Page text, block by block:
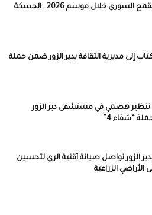
قفزة في إنتاج القمح السوري خلال موسم 2026.. الحسكة
آلاف كتاب إلى مديرية الثقافة بدير الزور ضمن حملة
تنظير هضمي في مستشفى دير الزور
“شفاء 4”
بدير الزور تواصل صيانة أقنية الري لتحسين
الأراضي الزراعية